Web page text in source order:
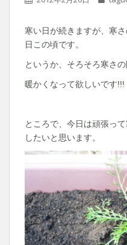
寒い日が続きますが、寒
日この頃です。
というか、そろそろ寒さの
暖かくなって欲しいです!!!
ところで、今日は頑張っ
したいと思います。